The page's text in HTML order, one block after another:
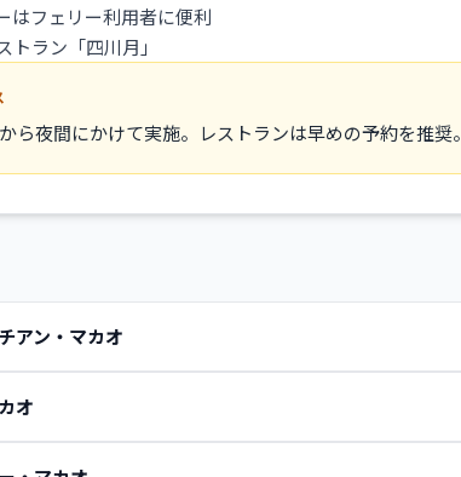
はフェリー利用者に便利
トラン「四川月」
ら夜間にかけて実施。レストランは早めの予約を推奨。
アン・マカオ
オ